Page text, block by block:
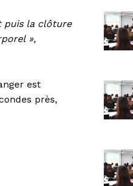
puis la clôture
»,
est
près,